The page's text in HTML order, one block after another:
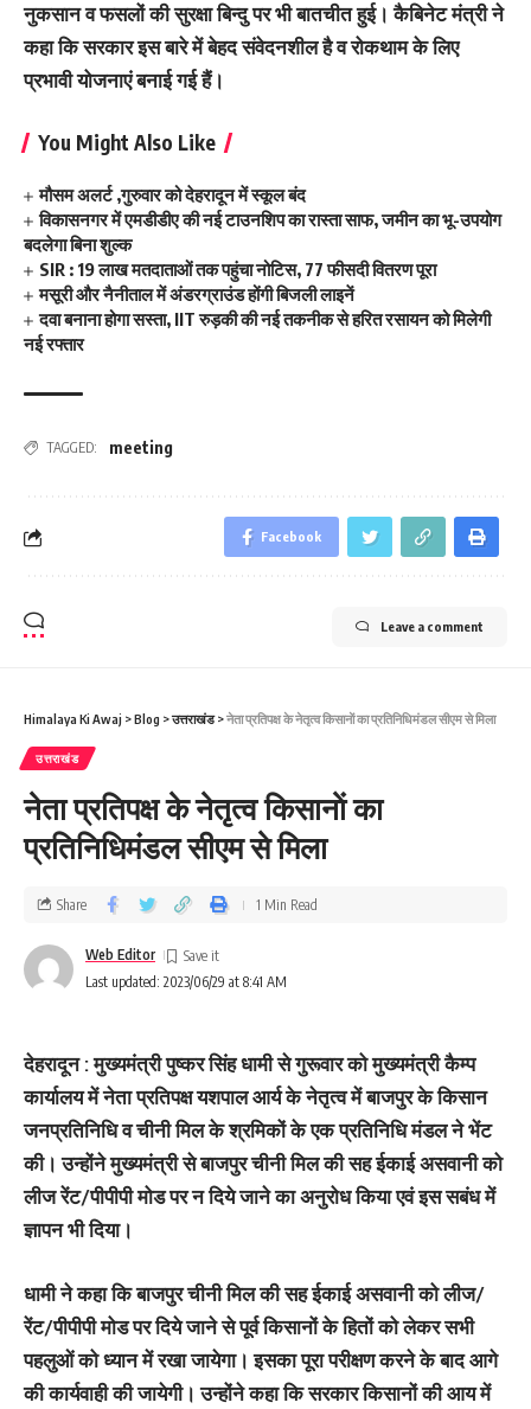
नुकसान व फसलों की सुरक्षा बिन्दु पर भी बातचीत हुई। कैबिनेट मंत्री ने
कहा कि सरकार इस बारे में बेहद संवेदनशील है व रोकथाम के लिए
प्रभावी योजनाएं बनाई गई हैं।
You Might Also Like
मौसम अलर्ट ,गुरुवार को देहरादून में स्कूल बंद
विकासनगर में एमडीडीए की नई टाउनशिप का रास्ता साफ, जमीन का भू-उपयोग
बदलेगा बिना शुल्क
SIR : 19 लाख मतदाताओं तक पहुंचा नोटिस, 77 फीसदी वितरण पूरा
मसूरी और नैनीताल में अंडरग्राउंड होंगी बिजली लाइनें
दवा बनाना होगा सस्ता, IIT रुड़की की नई तकनीक से हरित रसायन को मिलेगी
नई रफ्तार
TAGGED: meeting
Facebook
Leave a comment
Himalaya Ki Awaj >Blog >उत्तराखंड>नेता प्रतिपक्ष के नेतृत्‍व किसानाें का प्रतिनिधिमंडल सीएम से मिला
उत्तराखंड
नेता प्रतिपक्ष के नेतृत्‍व किसानाें का
प्रतिनिधिमंडल सीएम से मिला
Last updated: 2023/06/29 at 8:41 AM
Web Editor
Share 1 Min Read
देहरादून : मुख्यमंत्री पुष्कर सिंह धामी से गुरूवार को मुख्यमंत्री कैम्प
कार्यालय में नेता प्रतिपक्ष यशपाल आर्य के नेतृत्व में बाजपुर के किसान
जनप्रतिनिधि व चीनी मिल के श्रमिकों के एक प्रतिनिधि मंडल ने भेंट
की। उन्होंने मुख्यमंत्री से बाजपुर चीनी मिल की सह ईकाई असवानी को
लीज रेंट/पीपीपी मोड पर न दिये जाने का अनुरोध किया एवं इस सबंध में
ज्ञापन भी दिया।
धामी ने कहा कि बाजपुर चीनी मिल की सह ईकाई असवानी को लीज/
रेंट/पीपीपी मोड पर दिये जाने से पूर्व किसानों के हितों को लेकर सभी
पहलुओं को ध्यान में रखा जायेगा। इसका पूरा परीक्षण करने के बाद आगे
की कार्यवाही की जायेगी। उन्होंने कहा कि सरकार किसानों की आय में